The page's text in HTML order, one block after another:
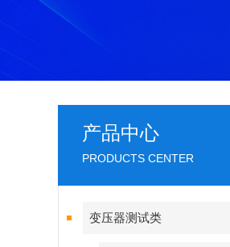
产品中心
PRODUCTS CENTER
变压器测试类